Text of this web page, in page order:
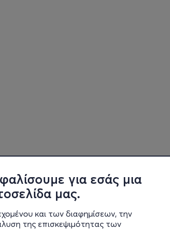
για εσάς μια
μας.
και των διαφημίσεων, την
της επισκεψιμότητας των